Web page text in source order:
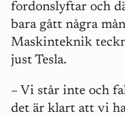
fordonslyftar och
bara gått några
Maskinteknik
just Tesla.
– Vi står inte och
det är klart att vi